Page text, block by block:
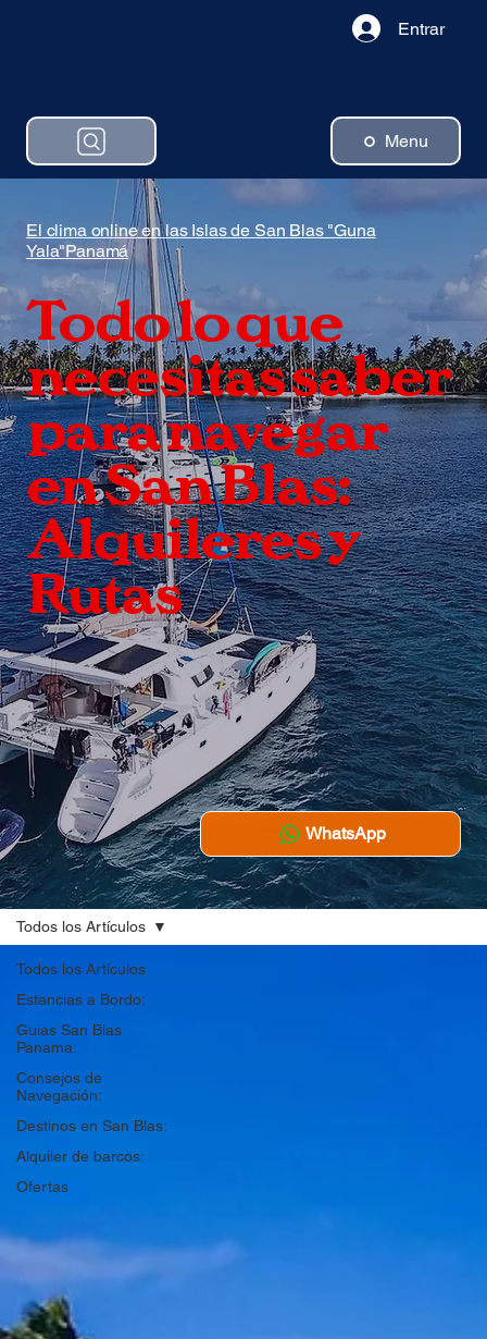
Menu
Entrar
El clima online en las Islas de San Blas "Guna
Yala"Panamá
Todo lo que
necesitas saber
para navegar
en San Blas:
Alquileres y
Rutas
WhatsApp
Todos los Artículos
Estancias a Bordo:
Guias San Blas
Panama:
Consejos de
Navegación:
Destinos en San Blas:
Alquiler de barcos:
Ofertas
Todos los Artículos